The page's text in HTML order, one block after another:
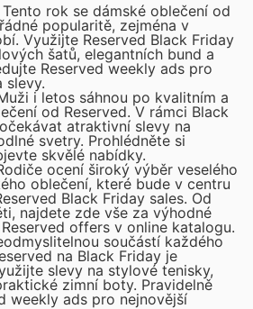
rok se dámské oblečení od
popularitě, zejména v
Využijte Reserved Black Friday
šatů, elegantních bund a
Reserved weekly ads pro
slevy.
i letos sáhnou po kvalitním a
od Reserved. V rámci Black
atraktivní slevy na
svetry. Prohlédněte si
skvělé nabídky.
ocení široký výběr veselého
oblečení, které bude v centru
Black Friday sales. Od
najdete zde vše za výhodné
offers v online katalogu.
součástí každého
na Black Friday je
slevy na stylové tenisky,
zimní boty. Pravidelně
weekly ads pro nejnovější